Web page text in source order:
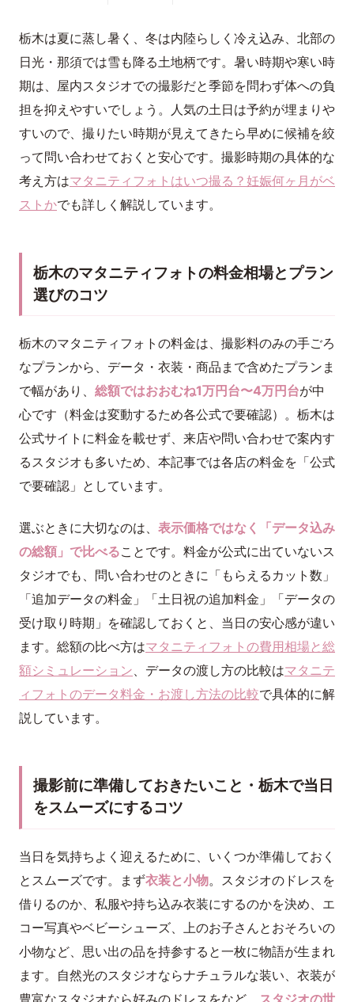
栃木は夏に蒸し暑く、冬は内陸らしく冷え込み、北部の
日光・那須では雪も降る土地柄です。暑い時期や寒い時
期は、屋内スタジオでの撮影だと季節を問わず体への負
担を抑えやすいでしょう。人気の土日は予約が埋まりや
すいので、撮りたい時期が見えてきたら早めに候補を絞
って問い合わせておくと安心です。撮影時期の具体的な
考え方はマタニティフォトはいつ撮る？妊娠何ヶ月がベ
ストかでも詳しく解説しています。
栃木のマタニティフォトの料金相場とプラン
選びのコツ
栃木のマタニティフォトの料金は、撮影料のみの手ごろ
なプランから、データ・衣装・商品まで含めたプランま
で幅があり、 総額ではおおむね1万円台〜4万円台が中
心です（料金は変動するため各公式で要確認）。栃木は
公式サイトに料金を載せず、来店や問い合わせで案内す
るスタジオも多いため、本記事では各店の料金を「公式
で要確認」としています。
選ぶときに大切なのは、 表示価格ではなく「データ込み
の総額」で比べることです。料金が公式に出ていないス
タジオでも、問い合わせのときに「もらえるカット数」
「追加データの料金」「土日祝の追加料金」「データの
受け取り時期」を確認しておくと、当日の安心感が違い
ます。総額の比べ方はマタニティフォトの費用相場と総
額シミュレーション 、データの渡し方の比較はマタニテ
ィフォトのデータ料金・お渡し方法の比較で具体的に解
説しています。
撮影前に準備しておきたいこと・栃木で当日
をスムーズにするコツ
当日を気持ちよく迎えるために、いくつか準備しておく
とスムーズです。まず衣装と小物。スタジオのドレスを
借りるのか、私服や持ち込み衣装にするのかを決め、エ
コー写真やベビーシューズ、上のお子さんとおそろいの
小物など、思い出の品を持参すると一枚に物語が生まれ
ます。自然光のスタジオならナチュラルな装い、衣装が
豊富なスタジオなら好みのドレスをなど、 スタジオの世